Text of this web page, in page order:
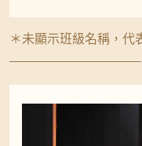
＊未顯示班級名稱，代